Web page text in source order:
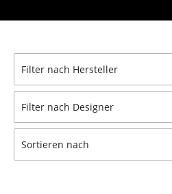
Barhocker
Bänke & Liegen
Sitzsäcke
Filter nach Hersteller
Filter nach Designer
Sortieren nach